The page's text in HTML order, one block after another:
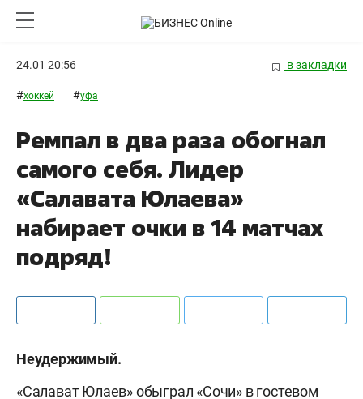
24.01 20:56 в закладки
#хоккей #уфа
Ремпал в два раза обогнал
самого себя. Лидер
«Салавата Юлаева»
набирает очки в 14 матчах
подряд!
Неудержимый.
«Салават Юлаев» обыграл «Сочи» в гостевом